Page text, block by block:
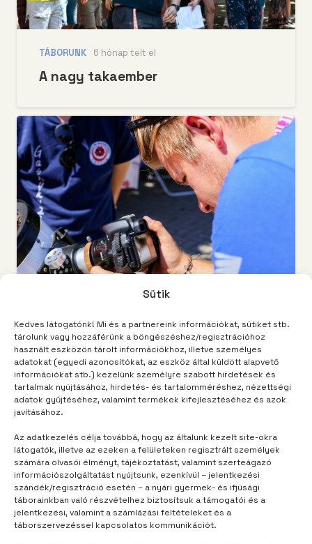
Sütik
Kedves látogatónk! Mi és a partnereink információkat, sütiket stb.
tárolunk vagy hozzáférünk a böngészéshez/regisztrációhoz
használt eszközön tárolt információkhoz, illetve személyes
adatokat (egyedi azonosítókat, az eszköz által küldött alapvető
információkat stb.) kezelünk személyre szabott hirdetések és
tartalmak nyújtásához, hirdetés- és tartalomméréshez, nézettségi
adatok gyűjtéséhez, valamint termékek kifejlesztéséhez és azok
javításához.
Az adatkezelés célja továbbá, hogy az általunk kezelt site-okra
látogatók, illetve az ezeken a felületeken regisztrált személyek
számára olvasói élményt, tájékoztatást, valamint szerteágazó
információszolgáltatást nyújtsunk, ezenkívül – jelentkezési
szándék/regisztráció esetén – a nyári gyermek- és ifjúsági
táborainkban való részvételhez biztosítsuk a támogatói és a
jelentkezési, valamint a számlázási feltételeket és a
táborszervezéssel kapcsolatos kommunikációt.
TÁBORUNK 6 hónap telt el
A nagy takaember
TÁBORUNK 3 év telt el
Sok szép fotót várok a tábortól